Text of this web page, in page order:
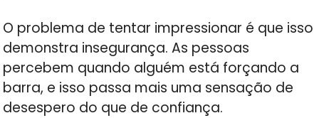
O problema de tentar impressionar é que isso
demonstra insegurança. As pessoas
percebem quando alguém está forçando a
barra, e isso passa mais uma sensação de
desespero do que de confiança.